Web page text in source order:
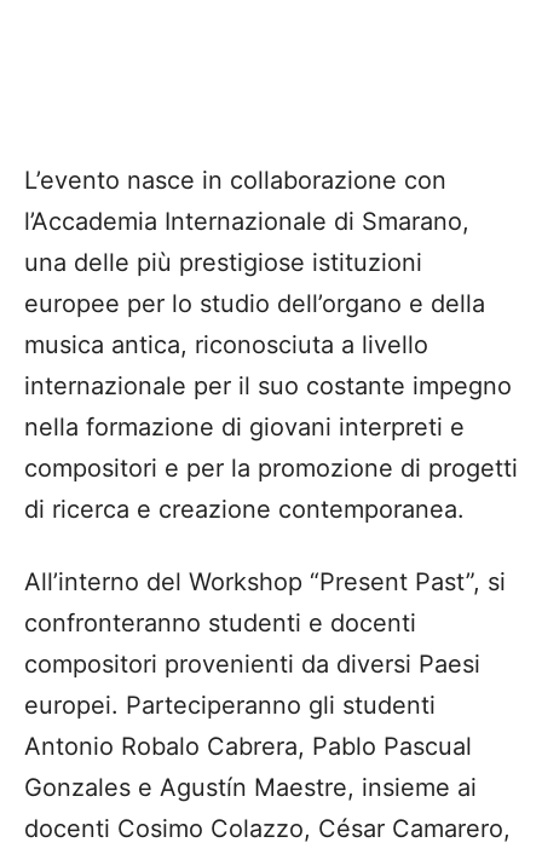
L’evento nasce in collaborazione con
l’Accademia Internazionale di Smarano,
una delle più prestigiose istituzioni
europee per lo studio dell’organo e della
musica antica, riconosciuta a livello
internazionale per il suo costante impegno
nella formazione di giovani interpreti e
compositori e per la promozione di progetti
di ricerca e creazione contemporanea.
All’interno del Workshop “Present Past”, si
confronteranno studenti e docenti
compositori provenienti da diversi Paesi
europei. Parteciperanno gli studenti
Antonio Robalo Cabrera, Pablo Pascual
Gonzales e Agustín Maestre, insieme ai
docenti Cosimo Colazzo, César Camarero,